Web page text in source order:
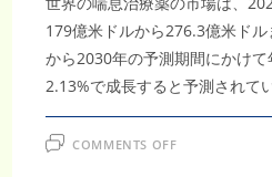
179億米ドルから276.3億米ド
から2030年の予測期間にかけ
2.13%で成長すると予測されて
COMMENTS OFFON